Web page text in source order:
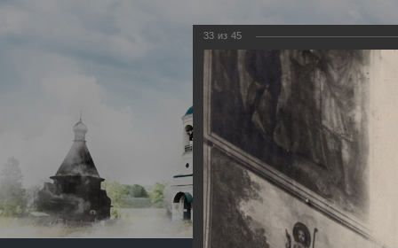
33 из 45